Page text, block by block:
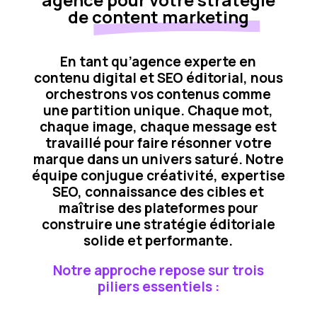
decontent marketing
En tant qu’agence experte en
contenu digital et SEO éditorial, nous
orchestrons vos contenus comme
une partition unique. Chaque mot,
chaque image, chaque message est
travaillé pour faire résonner votre
marque dans un univers saturé. Notre
équipe conjugue créativité, expertise
SEO, connaissance des cibles et
maîtrise des plateformes pour
construire une stratégie éditoriale
solide et performante.
Notre approche repose sur trois
piliers essentiels :